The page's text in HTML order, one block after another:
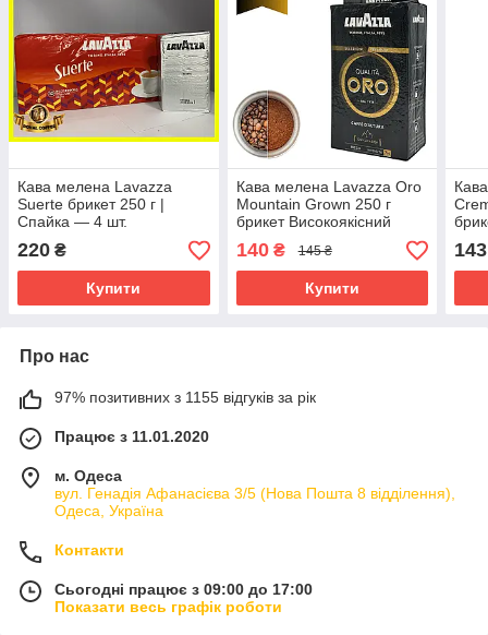
Кава мелена Lavazza
Suerte брикет 250 г |
Спайка — 4 шт.
220 ₴
Купити
Кава мелена Lavazza Oro
Mountain Grown 250 г
брикет Високоякісний
аналог Польща
140₴ 145 ₴
Купити
143
Про нас
97% позитивних з 1155 відгуків за рік
Працює з 11.01.2020
м. Одеса
вул. Генадія Афанасієва 3/5 (Нова Пошта 8 відділення),
Одеса, Україна
Контакти
Сьогодні працює з 09:00 до 17:00
Показати весь графік роботи